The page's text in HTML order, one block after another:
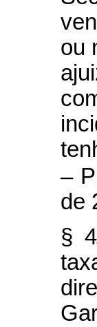
ou
–
de
§ 4